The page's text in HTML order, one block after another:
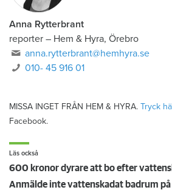
Anna Rytterbrant
reporter – Hem & Hyra, Örebro
anna.rytterbrant@hemhyra.se
010- 45 916 01
MISSA INGET FRÅN HEM & HYRA. Tryck
Facebook.
Läs också
600 kronor dyrare att bo efter